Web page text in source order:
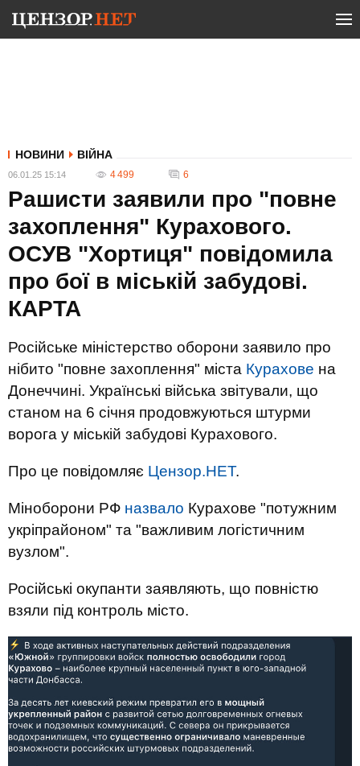
НОВИНИ ВІЙНА
06.01.25 15:14 4 499 6
Рашисти заявили про "повне
захоплення" Курахового.
ОСУВ "Хортиця" повідомила
про бої в міській забудові.
КАРТА
Російське міністерство оборони заявило про
нібито "повне захоплення" міста Курахове на
Донеччині. Українські війська звітували, що
станом на 6 січня продовжуються штурми
ворога у міській забудові Курахового.
Про це повідомляє Цензор.НЕТ.
Міноборони РФ назвало Курахове "потужним
укріпрайоном" та "важливим логістичним
вузлом".
Російські окупанти заявляють, що повністю
взяли під контроль місто.